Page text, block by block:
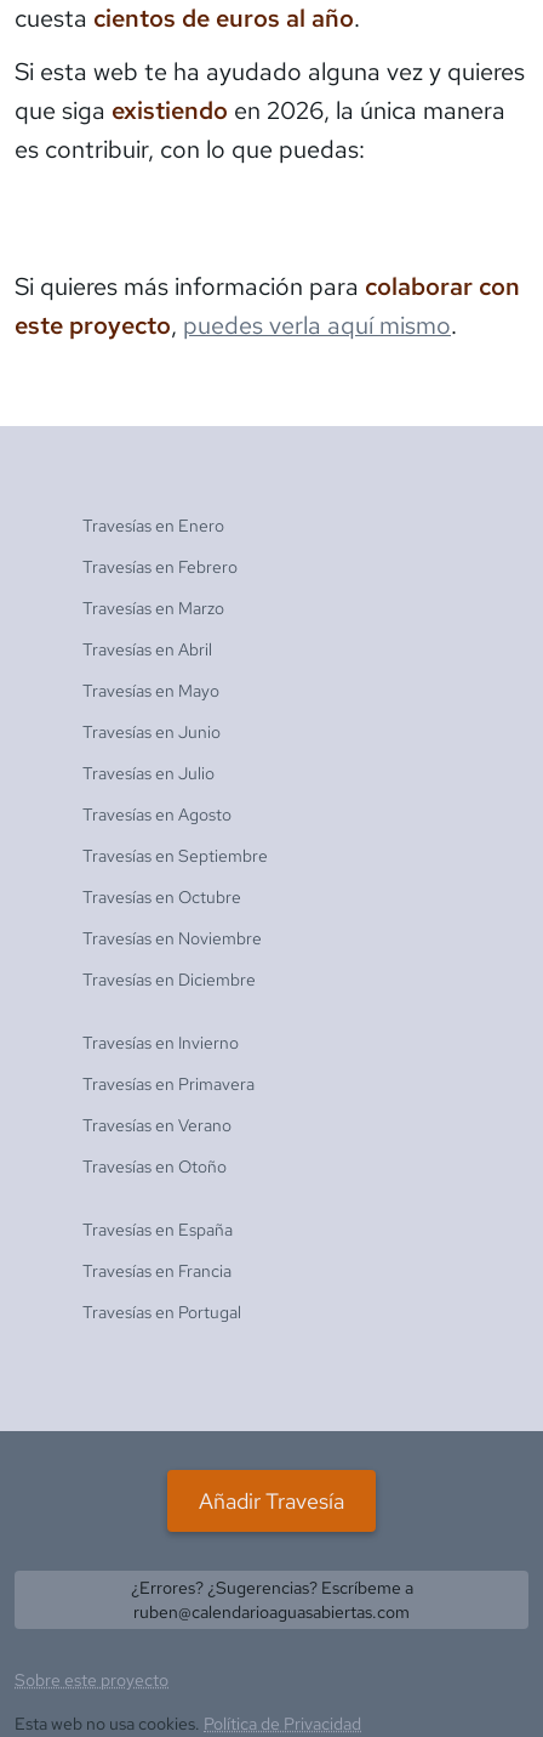
cuesta cientos de euros al año.
Si esta web te ha ayudado alguna vez y quieres
que siga existiendo en 2026, la única manera
es contribuir, con lo que puedas:
Si quieres más información para colaborar con
este proyecto, puedes verla aquí mismo.
Travesías en Enero
Travesías en Febrero
Travesías en Marzo
Travesías en Abril
Travesías en Mayo
Travesías en Junio
Travesías en Julio
Travesías en Agosto
Travesías en Septiembre
Travesías en Octubre
Travesías en Noviembre
Travesías en Diciembre
Travesías en Invierno
Travesías en Primavera
Travesías en Verano
Travesías en Otoño
Travesías en España
Travesías en Francia
Travesías en Portugal
Añadir Travesía
¿Errores? ¿Sugerencias? Escríbeme a
ruben@calendarioaguasabiertas.com
Sobre este proyecto
Esta web no usa cookies. Política de Privacidad